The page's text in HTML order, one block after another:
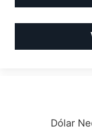
Dólar